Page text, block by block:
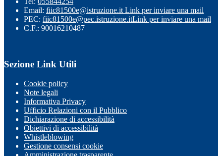
Email: fiic81500e@istruzione.it Link per inviare una mail
PEC: fiic81500e@pec.istruzione.itLink per inviare una mail
C.F.: 90016210487
Sezione Link Utili
Cookie policy
Note legali
Informativa Privacy
Ufficio Relazioni con il Pubblico
Dichiarazione di accessibilità
Obiettivi di accessibilità
Whistleblowing
Gestione consensi cookie